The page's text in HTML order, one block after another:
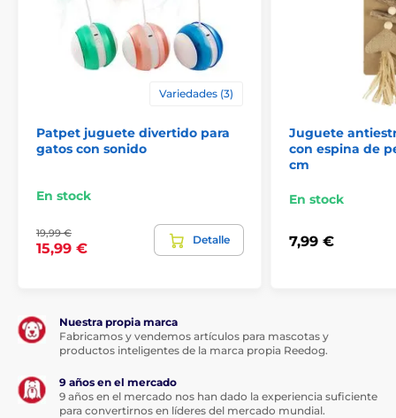
Para los gatos
Ratones, animales
Juguetes electrónicos para gatos
Reedog macskajátékok
Gato
Variedades (3)
Patpet juguete divertido para
gatos con sonido
En stock
19,99 €
15,99 €
Detalle
Juguete
con espina de
cm
En stock
7,99 €
Nuestra propia marca
Fabricamos y vendemos artículos para mascotas y
productos inteligentes de la marca propia Reedog.
9 años en el mercado
9 años en el mercado nos han dado la experiencia suficiente
para convertirnos en líderes del mercado mundial.